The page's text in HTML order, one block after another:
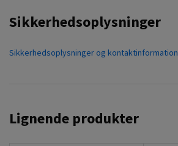
Sikkerhedsoplysninger
Sikkerhedsoplysninger og kontaktinformation
Lignende produkter